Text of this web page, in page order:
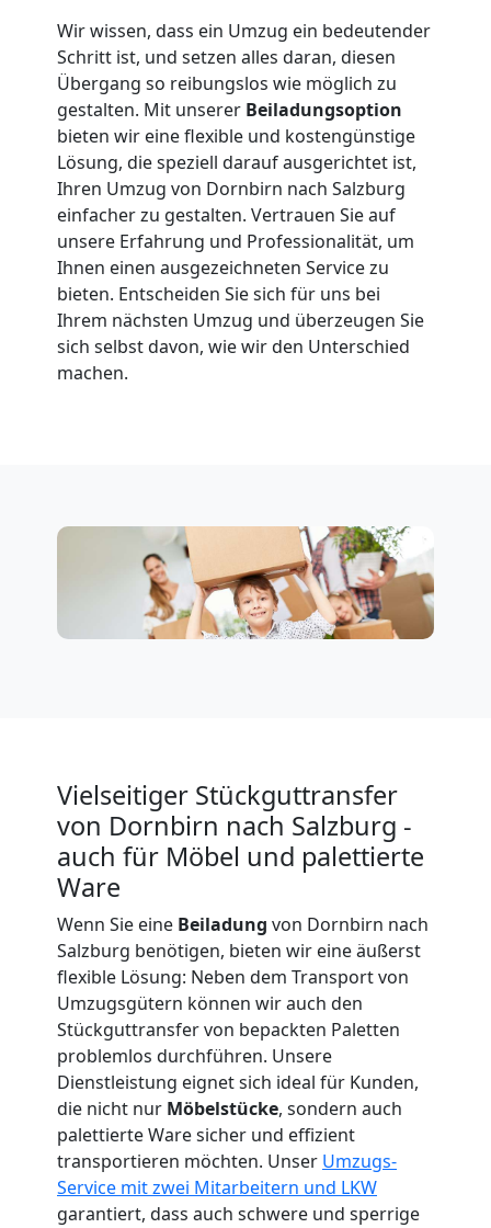
Wir wissen, dass ein Umzug ein bedeutender
Schritt ist, und setzen alles daran, diesen
Übergang so reibungslos wie möglich zu
gestalten. Mit unserer Beiladungsoption
bieten wir eine flexible und kostengünstige
Lösung, die speziell darauf ausgerichtet ist,
Ihren Umzug von Dornbirn nach Salzburg
einfacher zu gestalten. Vertrauen Sie auf
unsere Erfahrung und Professionalität, um
Ihnen einen ausgezeichneten Service zu
bieten. Entscheiden Sie sich für uns bei
Ihrem nächsten Umzug und überzeugen Sie
sich selbst davon, wie wir den Unterschied
machen.
Vielseitiger Stückguttransfer
von Dornbirn nach Salzburg -
auch für Möbel und palettierte
Ware
Wenn Sie eine Beiladung von Dornbirn nach
Salzburg benötigen, bieten wir eine äußerst
flexible Lösung: Neben dem Transport von
Umzugsgütern können wir auch den
Stückguttransfer von bepackten Paletten
problemlos durchführen. Unsere
Dienstleistung eignet sich ideal für Kunden,
die nicht nur Möbelstücke, sondern auch
palettierte Ware sicher und effizient
transportieren möchten. Unser Umzugs-
Service mit zwei Mitarbeitern und LKW
garantiert, dass auch schwere und sperrige
Umzug
für
Senioren
Dornbirn
Fernumzug
Dornbirn
Büroumzug
Dornbirn
Tragehilfe
Dornbirn
Kleiner
Umzug
Dornbirn
Küchenumzug